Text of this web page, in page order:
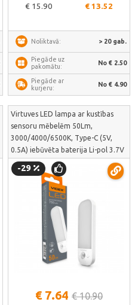
€ 15.90 € 13.52
Noliktavā: > 20 gab.
Piegāde uz
pakomātu:
No € 2.50
Piegāde ar
kurjeru:
No € 4.90
Virtuves LED lampa ar kustības
sensoru mēbelēm 50Lm,
3000/4000/6500K, Type-C (5V,
0.5A) iebūvēta baterija Li-pol 3.7V
750mAh, VIDEX VL-NL014W-S –
parocīgs virtuves virsmu
apgaismojums | VL-NL014W-S
-29
€ 7.64 € 10.90